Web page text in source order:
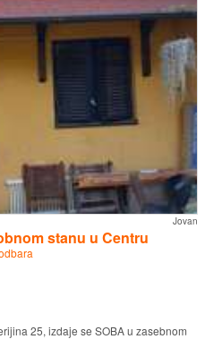
Jovan
stanu u Centru
25, izdaje se SOBA u zasebnom